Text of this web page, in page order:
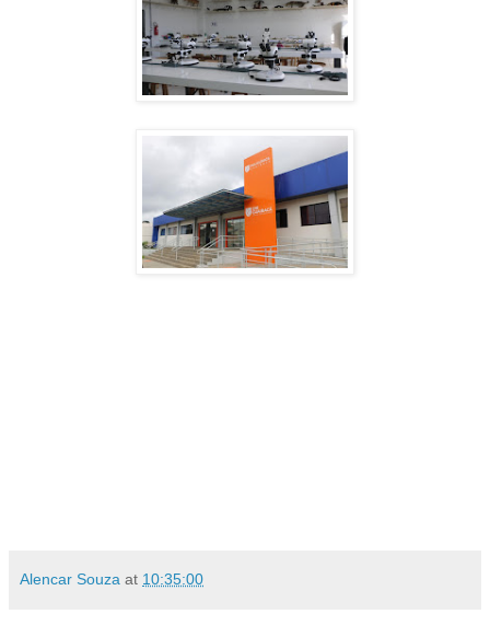
Alencar Souza at 10:35:00